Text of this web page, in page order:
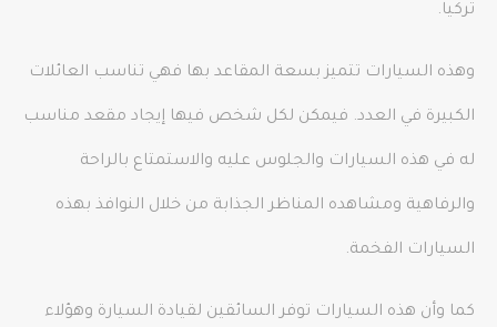
تركيا.
وهذه السيارات تتميز بسعة المقاعد بها فهي تناسب العائلات
الكبيرة في العدد. فيمكن لكل شخص فيها إيجاد مقعد مناسب
له في هذه السيارات والجلوس عليه والاستمتاع بالراحة
والرفاهية ومشاهده المناظر الجذابة من خلال النوافذ بهذه
السيارات الفخمة.
كما وأن هذه السيارات توفر السائقين لقيادة السيارة وهؤلاء